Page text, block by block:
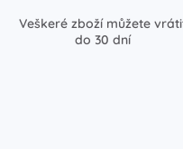
Veškeré zboží můžete
do 30 dní